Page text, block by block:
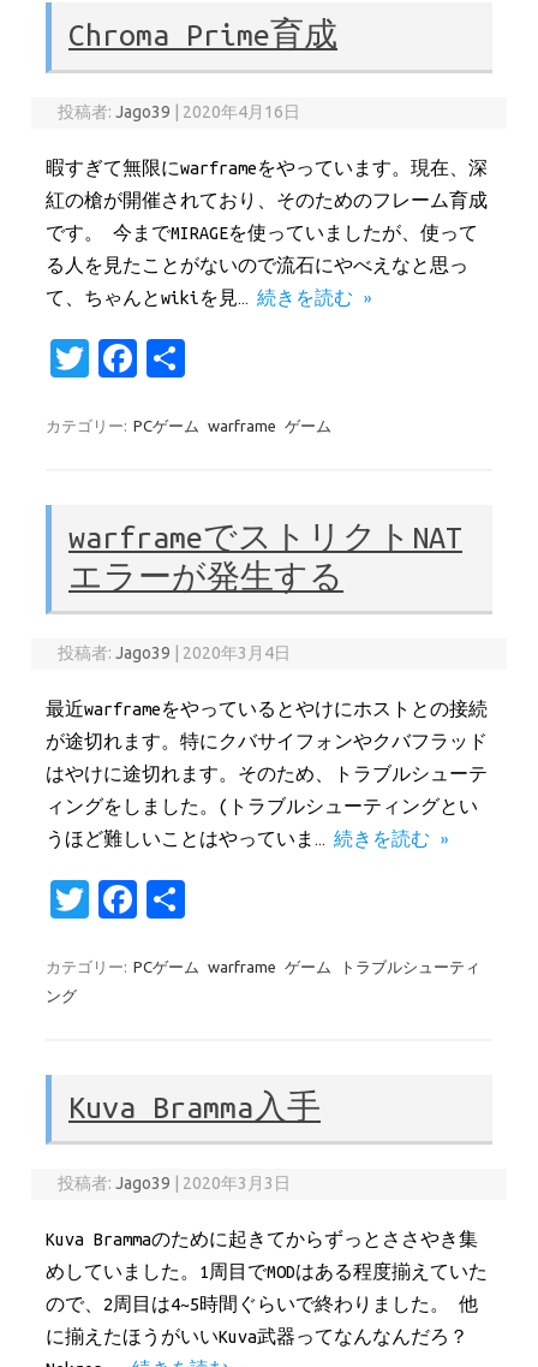
o
k
Chroma Prime育成
投稿者:Jago39 | 2020年4月16日
暇すぎて無限にwarframeをやっています。現在、深
紅の槍が開催されており、そのためのフレーム育成
です。 今までMIRAGEを使っていましたが、使って
る人を見たことがないので流石にやべえなと思っ
て、ちゃんとwikiを見… 続きを読む »
T
it
Fa
e
o
k
カテゴリー: PCゲーム warframe ゲーム
warframeでストリクトNAT
エラーが発生する
投稿者:Jago39 2020年3月4日
最近warframeをやっているとやけにホストとの接続
が途切れます。特にクバサイフォンやクバフラッド
はやけに途切れます。そのため、トラブルシューテ
ィングをしました。(トラブルシューティングとい
うほど難しいことはやっていま… 続きを読む »
T
it
Fa
e
o
k
カテゴリー: PCゲーム warframe ゲーム
トラブルシューティ
ング
Kuva Bramma入手
投稿者:Jago39 2020年3月3日
Kuva Brammaのために起きてからずっとささやき集
めしていました。1周目でMODはある程度揃えていた
ので、2周目は4~5時間ぐらいで終わりました。 他
に揃えたほうがいいKuva武器ってなんなんだろ？